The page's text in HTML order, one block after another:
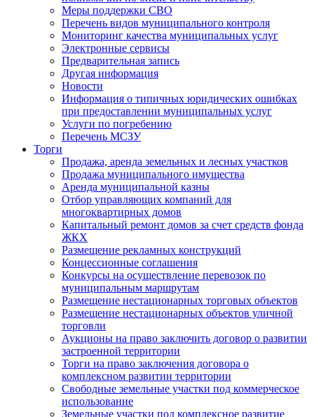
Меры поддержки СВО
Перечень видов муниципального контроля
Мониторинг качества муниципальных услуг
Электронные сервисы
Предварительная запись
Другая информация
Новости
Информация о типичных юридических ошибках
при предоставлении муниципальных услуг
Услуги по погребению
Перечень МСЗУ
Торги
Продажа, аренда земельных и лесных участков
Продажа муниципального имущества
Аренда муниципальной казны
Отбор управляющих компаний для
многоквартирных домов
Капитальный ремонт домов за счет средств фонда
ЖКХ
Размещение рекламных конструкций
Концессионные соглашения
Конкурсы на осуществление перевозок по
муниципальным маршрутам
Размещение нестационарных торговых объектов
Размещение нестационарных объектов уличной
торговли
Аукционы на право заключить договор о развитии
застроенной территории
Торги на право заключения договора о
комплексном развитии территории
Свободные земельные участки под коммерческое
использование
Земельные участки под комплексное развитие